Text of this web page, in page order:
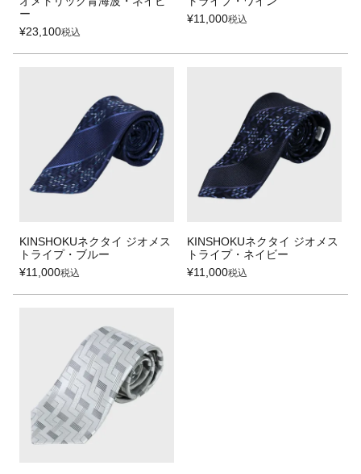
ー
¥23,100税込
¥11,000税込
KINSHOKUネクタイ ジオメス
トライプ・ブルー
¥11,000税込
KINSHOKUネクタイ ジオメス
トライプ・ネイビー
¥11,000税込